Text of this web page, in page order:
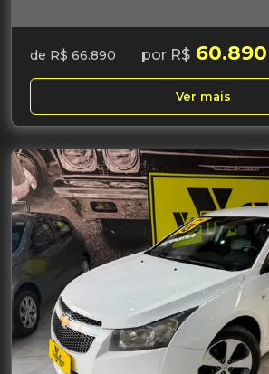
de R$ 66.890 por R$ 60.890
Ver mais